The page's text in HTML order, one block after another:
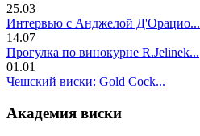
25.03
Интервью с Анджелой Д'Орацио...
14.07
Прогулка по винокурне R.Jelinek...
01.01
Чешский виски: Gold Cock...
Академия виски